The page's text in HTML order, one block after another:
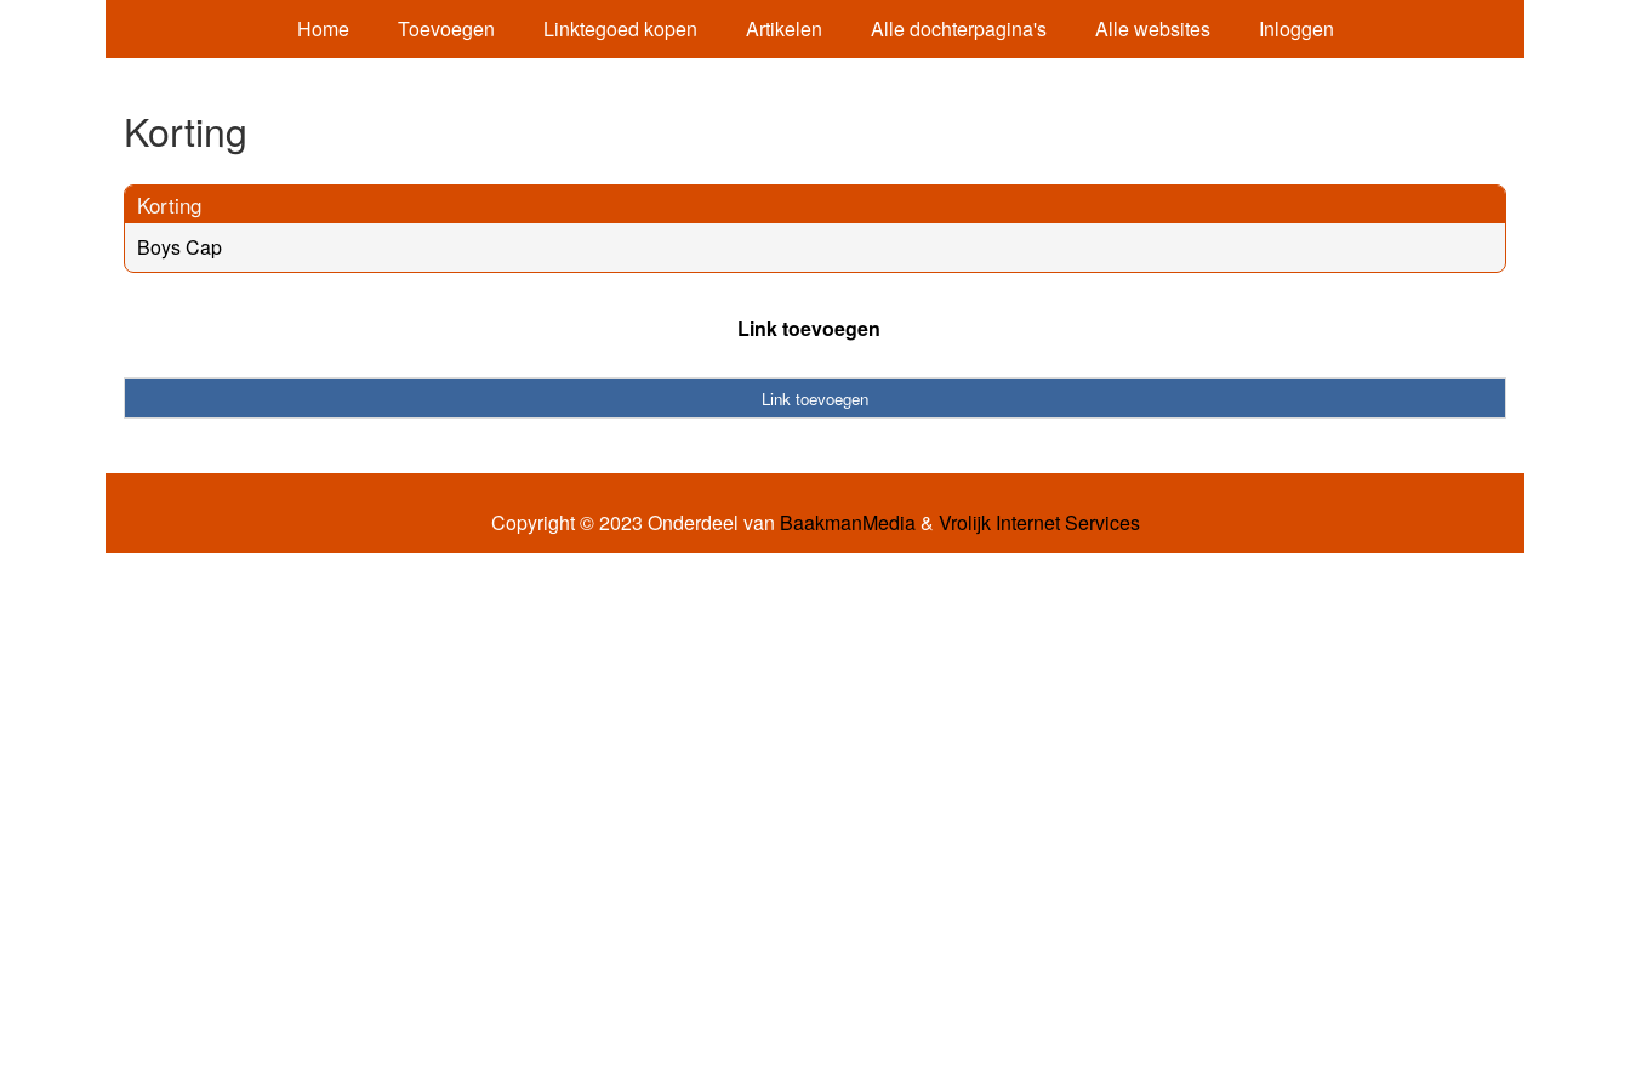
Home Toevoegen Linktegoed kopen Artikelen Alle dochterpagina's Alle websites Inloggen
Korting
Korting
Boys Cap
Link toevoegen
Link toevoegen
Copyright © 2023 Onderdeel van BaakmanMedia& Vrolijk Internet Services